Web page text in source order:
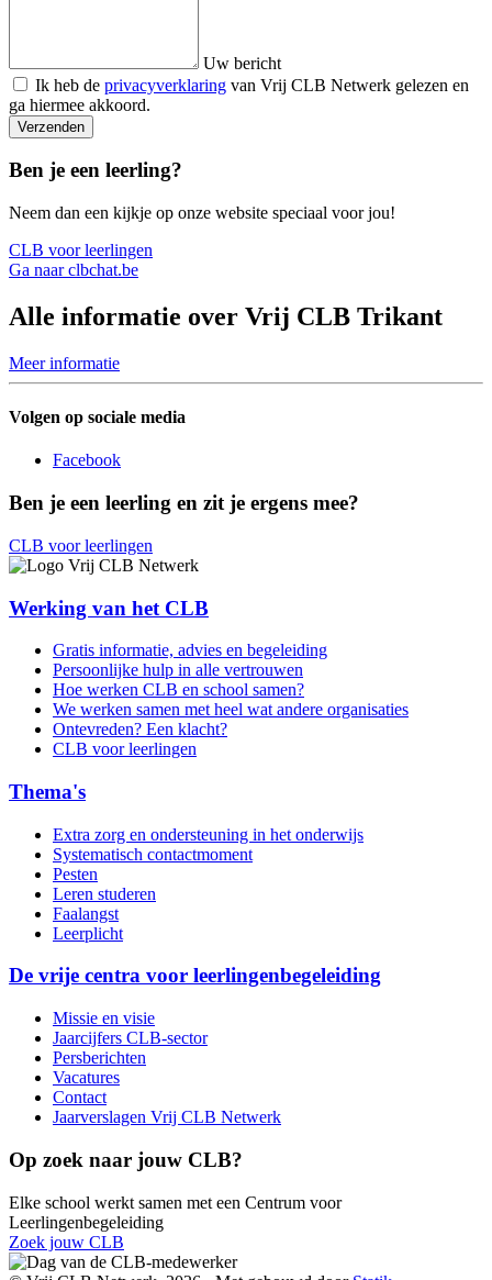
Uw bericht
Ik heb de privacyverklaring van Vrij CLB Netwerk gelezen en
ga hiermee akkoord.
Verzenden
Ben je een leerling?
Neem dan een kijkje op onze website speciaal voor jou!
CLB voor leerlingen
Ga naar clbchat.be
Alle informatie over Vrij CLB Trikant
Meer informatie
Volgen op sociale media
Facebook
Ben je een leerling en zit je ergens mee?
CLB voor leerlingen
Werking van het CLB
Gratis informatie, advies en begeleiding
Persoonlijke hulp in alle vertrouwen
Hoe werken CLB en school samen?
We werken samen met heel wat andere organisaties
Ontevreden? Een klacht?
CLB voor leerlingen
Thema's
Extra zorg en ondersteuning in het onderwijs
Systematisch contactmoment
Pesten
Leren studeren
Faalangst
Leerplicht
De vrije centra voor leerlingenbegeleiding
Missie en visie
Jaarcijfers CLB-sector
Persberichten
Vacatures
Contact
Jaarverslagen Vrij CLB Netwerk
Op zoek naar jouw CLB?
Elke school werkt samen met een Centrum voor
Leerlingenbegeleiding
Zoek jouw CLB